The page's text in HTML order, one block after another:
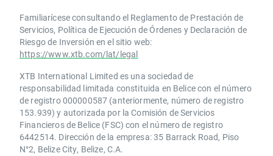
Familiarícese consultando el Reglamento de Prestación de
Servicios, Política de Ejecución de Órdenes y Declaración de
Riesgo de Inversión en el sitio web:
https://www.xtb.com/lat/legal
XTB International Limited es una sociedad de
responsabilidad limitada constituida en Belice con el número
de registro 000000587 (anteriormente, número de registro
153.939) y autorizada por la Comisión de Servicios
Financieros de Belice (FSC) con el número de registro
6442514. Dirección de la empresa: 35 Barrack Road, Piso
N°2, Belize City, Belize, C.A.